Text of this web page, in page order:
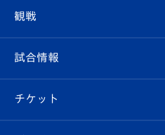
クラブ
試合情報
クラブ概要
エンブレム紹介
観戦
観戦ルール
はじめての観戦ガイド
試合情報
試合日程/結果
チケット